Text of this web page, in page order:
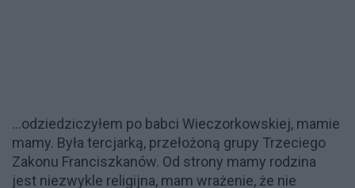
…odziedziczyłem po babci Wieczorkowskiej, mamie
mamy. Była tercjarką, przełożoną grupy Trzeciego
Zakonu Franciszkanów. Od strony mamy rodzina
jest niezwykle religijna, mam wrażenie, że nie